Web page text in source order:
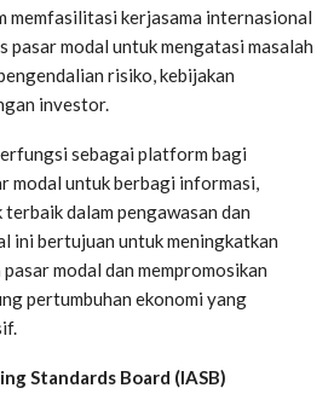
memfasilitasi kerjasama internasional
modal untuk mengatasi masalah
risiko, kebijakan
investor.
sebagai platform bagi
modal untuk berbagi informasi,
dalam pengawasan dan
ini bertujuan untuk meningkatkan
modal dan mempromosikan
pertumbuhan ekonomi yang
Standards Board (IASB)